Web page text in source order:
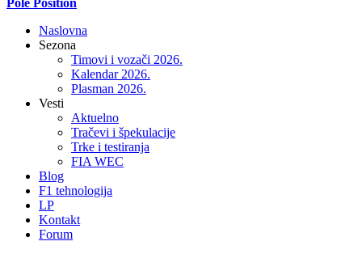
Pole Position
Naslovna
Sezona
Timovi i vozači 2026.
Kalendar 2026.
Plasman 2026.
Vesti
Aktuelno
Tračevi i špekulacije
Trke i testiranja
FIA WEC
Blog
F1 tehnologija
LP
Kontakt
Forum